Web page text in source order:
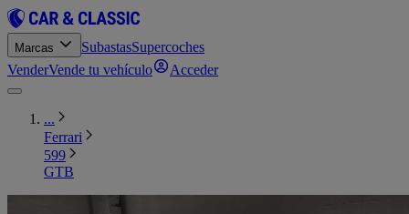
Marcas SubastasSupercoches
VenderVende tu vehículo Acceder
...
Ferrari
599
GTB